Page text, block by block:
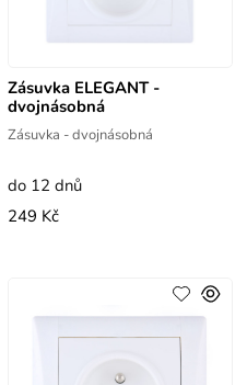
Zásuvka ELEGANT -
dvojnásobná
Zásuvka - dvojnásobná
do 12 dnů
249 Kč